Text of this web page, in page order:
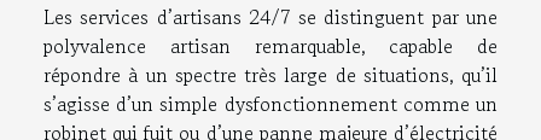
Les services d’artisans 24/7 se distinguent par une
polyvalence artisan remarquable, capable de
répondre à un spectre très large de situations, qu’il
s’agisse d’un simple dysfonctionnement comme un
robinet qui fuit ou d’une panne majeure d’électricité